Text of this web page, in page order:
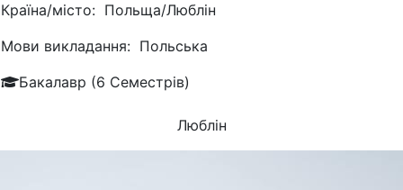
Країна/місто: Польща/Люблін
Мови викладання: Польська
Бакалавр (6 Семестрів)
Люблін